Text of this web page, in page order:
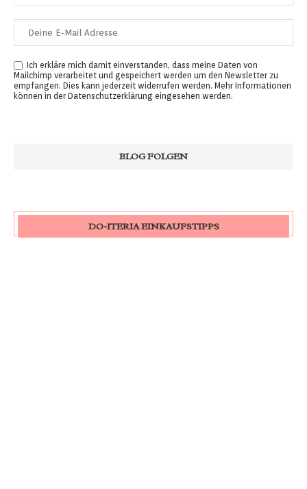
Ich erkläre mich damit einverstanden, dass meine Daten von
Mailchimp verarbeitet und gespeichert werden um den Newsletter zu
empfangen. Dies kann jederzeit widerrufen werden. Mehr Informationen
können in der Datenschutzerklärung eingesehen werden.
DO-ITERIA EINKAUFSTIPPS